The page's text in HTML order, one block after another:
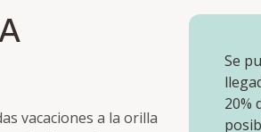
vacaciones a la orilla
Se
20%